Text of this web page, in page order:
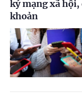
ký mạng xã
khoản